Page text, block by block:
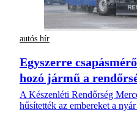
autós hír
Egyszerre
hozó jármű a
A Készenléti Rendőrség
hűsítették az embereket a